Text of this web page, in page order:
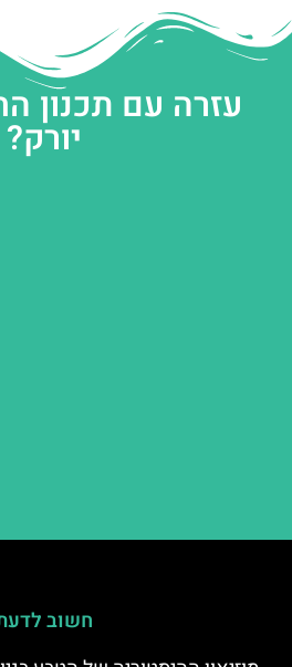
עזרה עם תכנון
יורק?
חשוב